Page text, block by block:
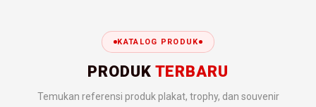
KATALOG PRODUK
PRODUK TERBARU
Temukan referensi produk plakat, trophy, dan souvenir